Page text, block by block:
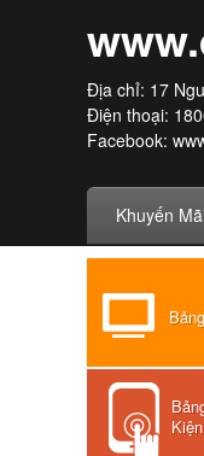
Địa chỉ: 17
Điện thoại:
Facebook:
Khuyến
Kiện